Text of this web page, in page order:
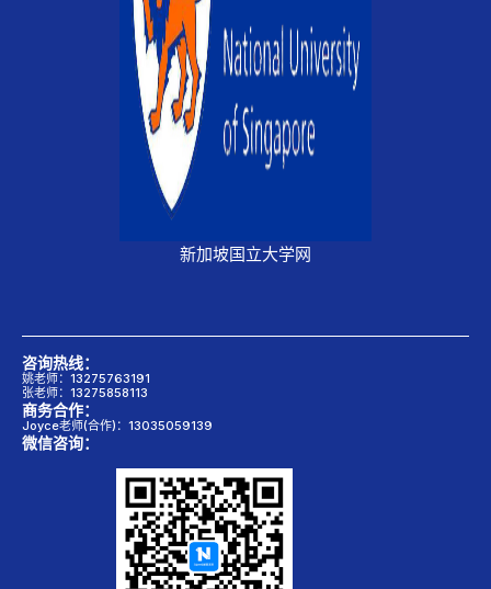
新加坡国立大学网
咨询热线：
姚老师：13275763191
张老师：13275858113
商务合作：
Joyce老师(合作)：13035059139
微信咨询：